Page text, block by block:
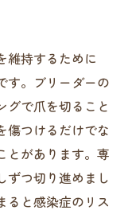
維持するために
す。ブリーダーの
グで爪を切ること
傷つけるだけでな
とがあります。専
ずつ切り進めまし
ると感染症のリス